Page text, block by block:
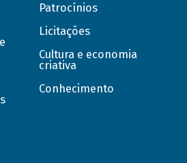
Patrocínios
Licitações
Cultura e economia
criativa
Conhecimento